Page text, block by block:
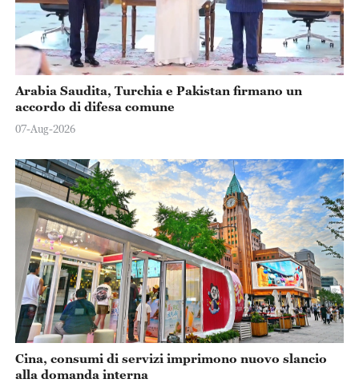
Arabia Saudita, Turchia e Pakistan firmano un
accordo di difesa comune
07-Aug-2026
Cina, consumi di servizi imprimono nuovo slancio
alla domanda interna